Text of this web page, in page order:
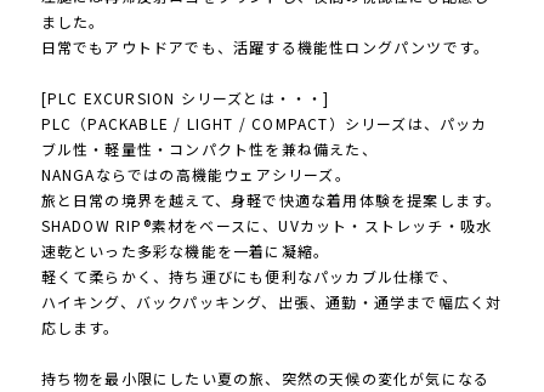
ました。
日常でもアウトドアでも、活躍する機能性ロングパンツです。
[PLC EXCURSION シリーズとは・・・]
PLC（PACKABLE / LIGHT / COMPACT）シリーズは、パッカ
ブル性・軽量性・コンパクト性を兼ね備えた、
NANGAならではの高機能ウェアシリーズ。
旅と日常の境界を越えて、身軽で快適な着用体験を提案します。
SHADOW RIP®素材をベースに、UVカット・ストレッチ・吸水
速乾といった多彩な機能を一着に凝縮。
軽くて柔らかく、持ち運びにも便利なパッカブル仕様で、
ハイキング、バックパッキング、出張、通勤・通学まで幅広く対
応します。
持ち物を最小限にしたい夏の旅、突然の天候の変化が気になる